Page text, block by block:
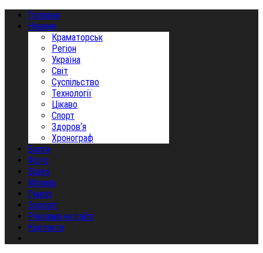
Головна
Новини
Краматорськ
Регіон
Україна
Світ
Суспільство
Технології
Цікаво
Спорт
Здоров‘я
Хронограф
Блоги
Фото
Відео
Музика
Гумор
Зоосвіт
Реклама на сайті
Контакти